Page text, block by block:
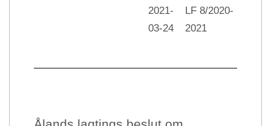
2021-
03-24
LF 8/2020-
2021